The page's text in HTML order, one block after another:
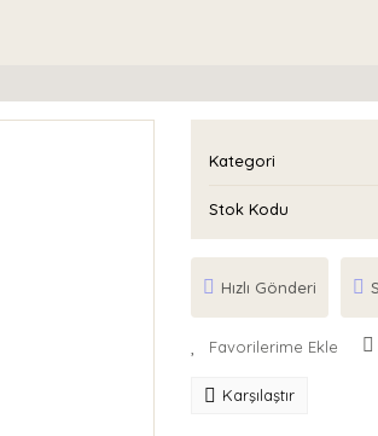
Kategori
Stok Kodu
Hızlı Gönderi
Karşılaştır